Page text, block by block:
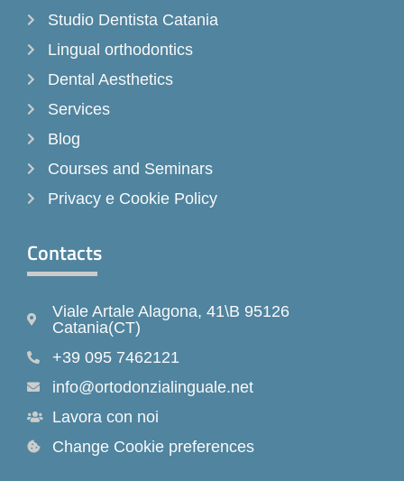
Studio Dentista Catania
Lingual orthodontics
Dental Aesthetics
Services
Blog
Courses and Seminars
Privacy e Cookie Policy
Contacts
Viale Artale Alagona, 41\B 95126
Catania(CT)
+39 095 7462121
info@ortodonzialinguale.net
Lavora con noi
Change Cookie preferences